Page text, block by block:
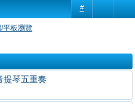
#
平板瀏覽
提琴五重奏